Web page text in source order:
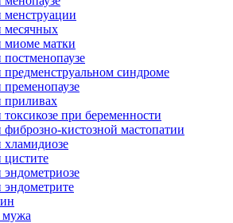
месячных
миоме матки
синдроме
при беременности
кистозной мастопатии
мужа